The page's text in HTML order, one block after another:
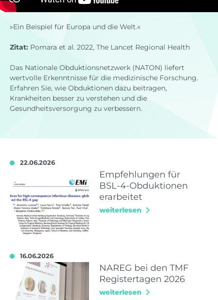
»Ein Beispiel für Europa und die Welt.«
Zitat: Pomara et al. 2022, The Lancet Regional Health
Das Nationale Obduktionsnetzwerk (NATON) liefert
wertvolle Erkenntnisse für die medizinische Forschung.
Erfahren Sie, wie Obduktionen dazu beitragen,
Krankheiten besser zu verstehen und die
Gesundheitsversorgung zu verbessern.
22.06.2026
Empfehlungen für
BSL-4-Obduktionen
erarbeitet
weiterlesen
16.06.2026
NAREG bei den TMF
Registertagen 2026
weiterlesen